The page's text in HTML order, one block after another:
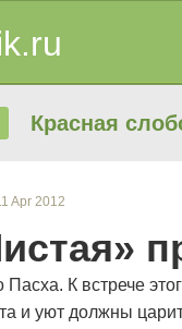
Красная
Apr 2012
Пасха. К встрече
и уют должны